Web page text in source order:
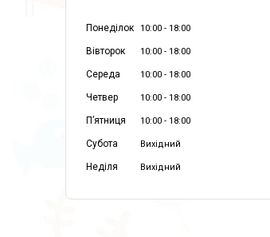
Понеділок 10:00 18:00
Вівторок 10:00 18:00
Середа 10:00 18:00
Четвер 10:00 18:00
Пʼятниця 10:00 18:00
Субота Вихідний
Неділя Вихідний